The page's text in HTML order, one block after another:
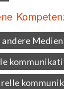
andere Medien